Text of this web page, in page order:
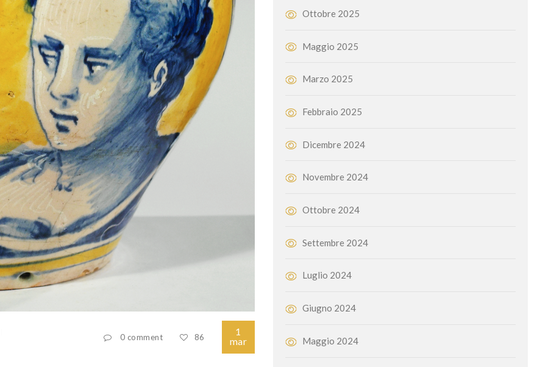
0 comment 86
1
mar
Ottobre 2025
Maggio 2025
Marzo 2025
Febbraio 2025
Dicembre 2024
Novembre 2024
Ottobre 2024
Settembre 2024
Luglio 2024
Giugno 2024
Maggio 2024